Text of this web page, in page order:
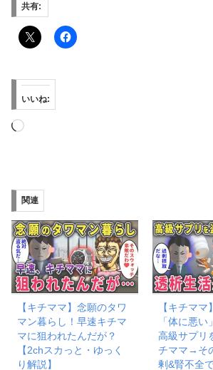
共有:
いいね:
読
み
中…
関連
【キチママ】念願のタワ
マン暮らし！早速キチマ
マに狙われたんだが？
【2chスカっと・ゆっく
り解説】
【キチマ
「体に悪
高級サプリ
チママ→そ
剰&腎不全